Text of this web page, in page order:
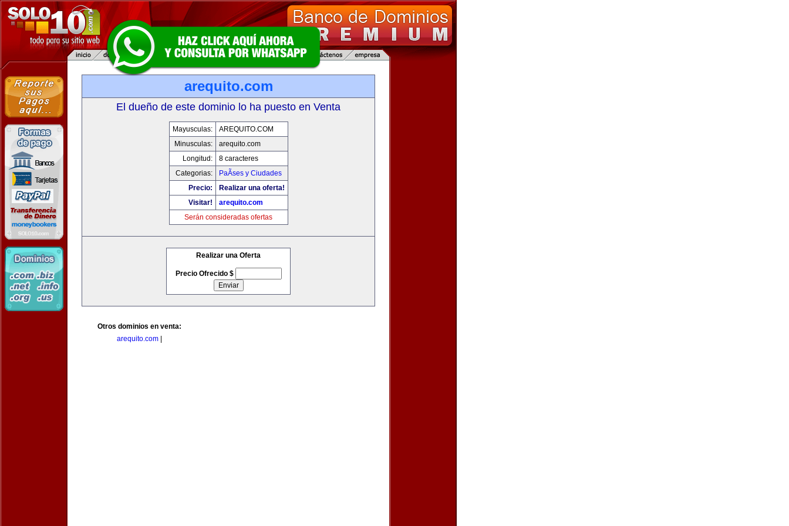
arequito.com
El dueño de este dominio lo ha puesto en Venta
Mayusculas:
AREQUITO.COM
Minusculas:
arequito.com
Longitud:
8 caracteres
Categorias:
PaÃ­ses y Ciudades
Precio:
Realizar una oferta!
Visitar!
arequito.com
Serán consideradas ofertas
Realizar una Oferta
Precio Ofrecido $
Otros dominios en venta:
arequito.com